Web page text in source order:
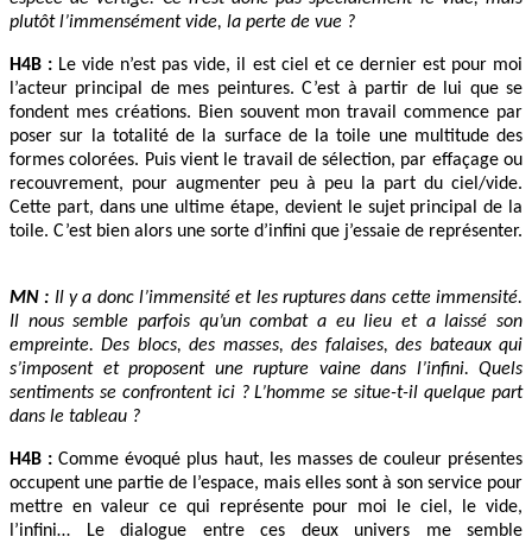
plutôt l’immensément vide, la perte de vue ?
H4B : Le vide n’est pas vide, il est ciel et ce dernier est pour moi
l’acteur principal de mes peintures. C’est à partir de lui que se
fondent mes créations. Bien souvent mon travail commence par
poser sur la totalité de la surface de la toile une multitude des
formes colorées. Puis vient le travail de sélection, par effaçage ou
recouvrement, pour augmenter peu à peu la part du ciel/vide.
Cette part, dans une ultime étape, devient le sujet principal de la
toile. C’est bien alors une sorte d’infini que j’essaie de représenter.
MN : Il y a donc l’immensité et les ruptures dans cette immensité.
Il nous semble parfois qu’un combat a eu lieu et a laissé son
empreinte. Des blocs, des masses, des falaises, des bateaux qui
s’imposent et proposent une rupture vaine dans l’infini. Quels
sentiments se confrontent ici ? L’homme se situe-t-il quelque part
dans le tableau ?
H4B : Comme évoqué plus haut, les masses de couleur présentes
occupent une partie de l’espace, mais elles sont à son service pour
mettre en valeur ce qui représente pour moi le ciel, le vide,
l’infini… Le dialogue entre ces deux univers me semble